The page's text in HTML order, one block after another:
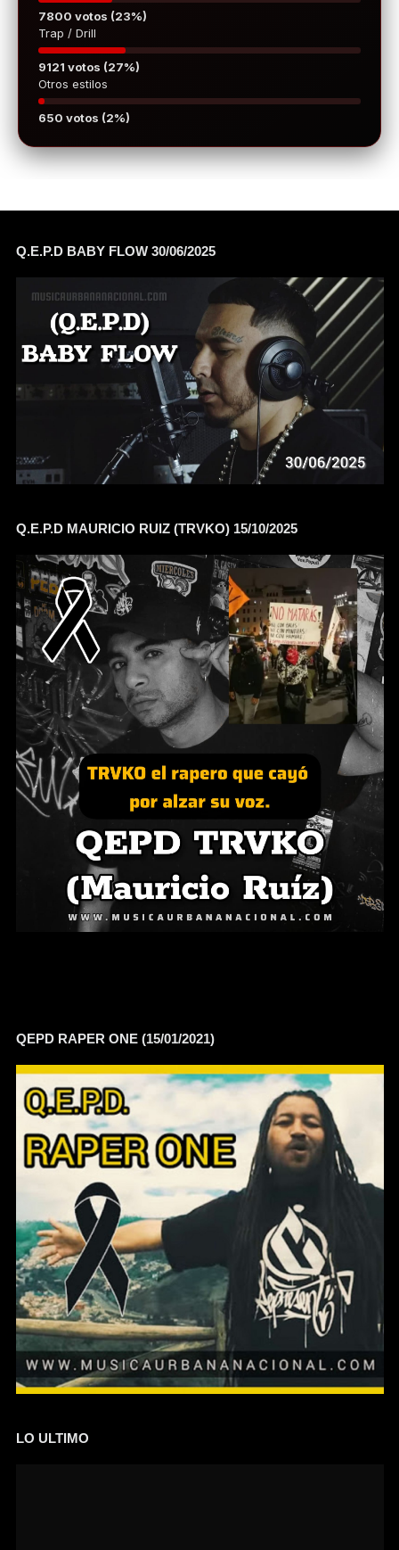
7800 votos (23%)
Trap / Drill
9121 votos (27%)
Otros estilos
650 votos (2%)
Q.E.P.D BABY FLOW 30/06/2025
Q.E.P.D MAURICIO RUIZ (TRVKO) 15/10/2025
QEPD RAPER ONE (15/01/2021)
LO ULTIMO